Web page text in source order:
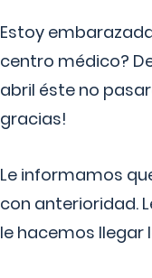
Estoy
centro médico?
abril éste no
gracias!
Le informamos
con anterioridad.
le hacemos llegar